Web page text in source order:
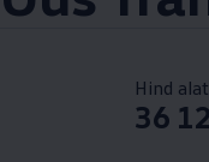
Hind
36